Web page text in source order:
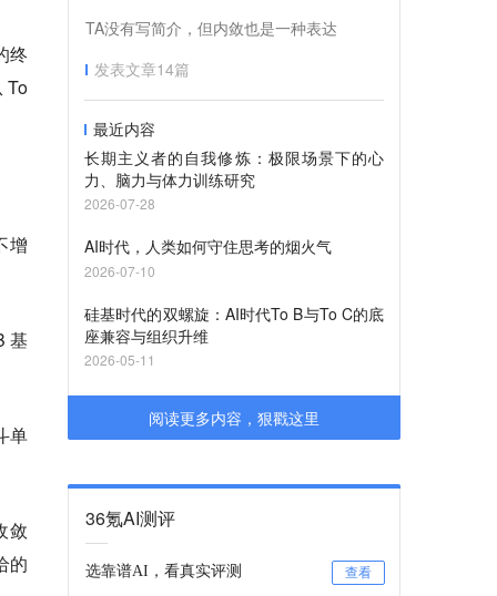
终
To
增
基
单
敛
的
TA没有写简介，但内敛也是一种表达
发表文章14篇
最近内容
长期主义者的自我修炼：极限场景下的心
力、脑力与体力训练研究
2026-07-28
AI时代，人类如何守住思考的烟火气
2026-07-10
硅基时代的双螺旋：AI时代To B与To C的底
座兼容与组织升维
2026-05-11
阅读更多内容，狠戳这里
36氪AI测评
选靠谱AI，看真实评测 查看